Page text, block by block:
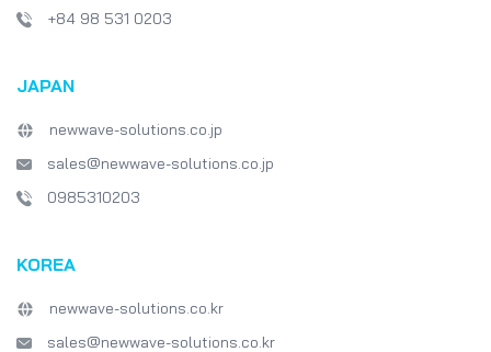
+84 98 531 0203
JAPAN
newwave-solutions.co.jp
sales@newwave-solutions.co.jp
0985310203
KOREA
newwave-solutions.co.kr
sales@newwave-solutions.co.kr